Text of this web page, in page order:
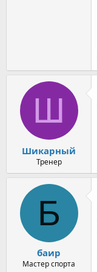
Ш
Шикарный
Тренер
Б
баир
Мастер спорта